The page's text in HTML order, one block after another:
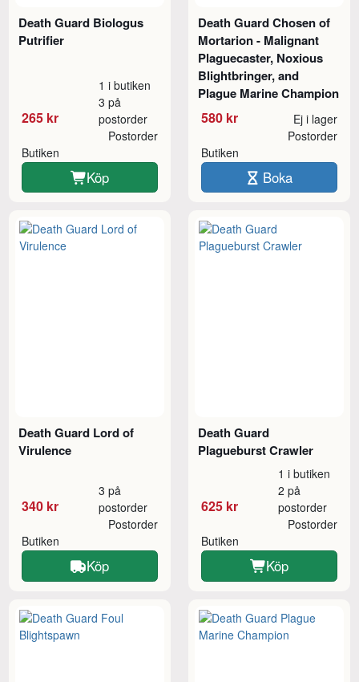
Death Guard Biologus
Putrifier
265 kr
1 i butiken
3 på
postorder
Butiken
Postorder
Köp
Death Guard Chosen of
Mortarion - Malignant
Plaguecaster, Noxious
Blightbringer, and
Plague Marine Champion
580 kr Ej i lager
Butiken
Postorder
Boka
Death Guard Lord of
Virulence
340 kr
3 på
postorder
Butiken
Postorder
Köp
Death Guard
Plagueburst Crawler
625 kr
1 i butiken
2 på
postorder
Butiken
Postorder
Köp